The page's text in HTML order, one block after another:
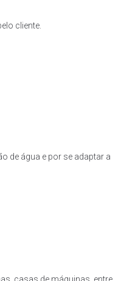
cliente.
de água e por se adaptar a